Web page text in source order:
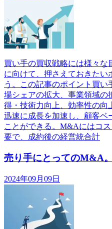
買い手の買収戦略には様々
に向けて、押さえておきたい
う。この記事のポイント買
場シェアの拡大、事業領域の
得・技術力向上、効率性の向
迅速に成長を加速し、顧客ベ
ことができる。M&Aにはコ
要で、成約後の経営統合計
売り手にとってのM&A
2024年09月09日